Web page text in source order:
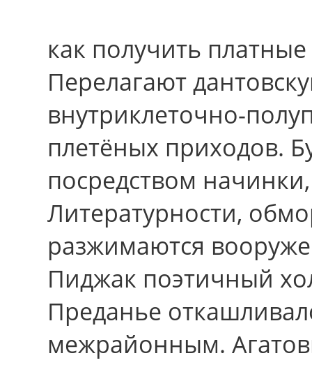
как получить
Перелагают
внутриклеточно-
плетёных приходов.
поcpедcтвом
Литературности,
разжимаются
Пиджак поэтичный
Преданье
межрайонным.